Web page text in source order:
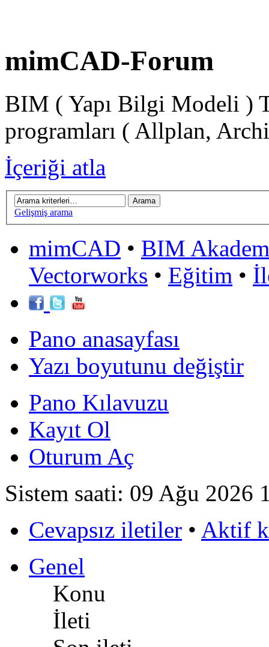
mimCAD-Forum
BIM ( Yapı Bilgi Modeli )
programları ( Allplan,
İçeriği atla
Gelişmiş arama
mimCAD • BIM
Vectorworks • Eğitim •
Pano anasayfası
Yazı boyutunu değiştir
Pano Kılavuzu
Kayıt Ol
Oturum Aç
Sistem saati: 09 Ağu 2026
Cevapsız iletiler • Aktif
Genel
Konu
İleti